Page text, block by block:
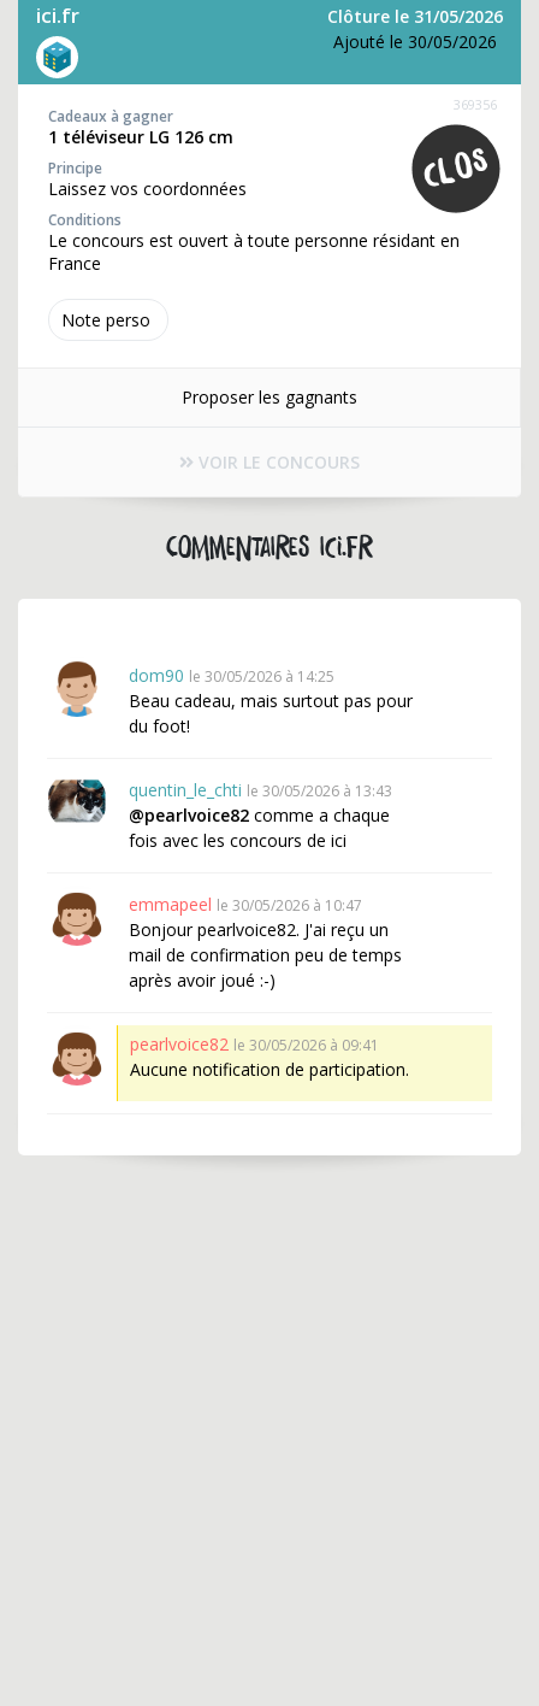
ici.fr
Clôture le 31/05/2026
Ajouté le 30/05/2026
Note perso
369356
Cadeaux à gagner
1 téléviseur LG 126 cm
Principe
Laissez vos coordonnées
Conditions
Le concours est ouvert à toute personne résidant en
France
Proposer les gagnants
VOIR LE CONCOURS
Commentaires ici.fr
dom90 le 30/05/2026 à 14:25
Beau cadeau, mais surtout pas pour
du foot!
quentin_le_chti le 30/05/2026 à 13:43
@pearlvoice82 comme a chaque
fois avec les concours de ici
emmapeel le 30/05/2026 à 10:47
Bonjour pearlvoice82. J'ai reçu un
mail de confirmation peu de temps
après avoir joué :-)
pearlvoice82 le 30/05/2026 à 09:41
Aucune notification de participation.